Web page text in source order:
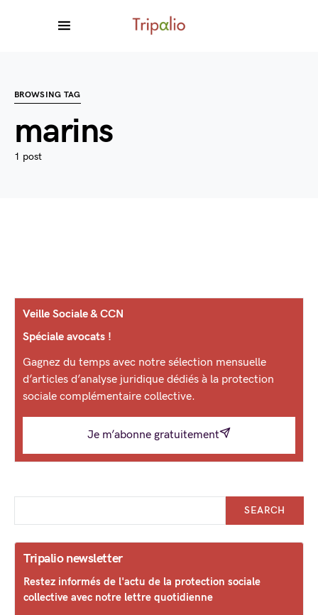
BROWSING TAG
marins
1 post
Veille Sociale & CCN
Spéciale avocats !
Gagnez du temps avec notre sélection mensuelle
d’articles d’analyse juridique dédiés à la protection
sociale complémentaire collective.
Je m’abonne gratuitement
SEARCH
Tripalio newsletter
Restez informés de l'actu de la protection sociale
collective avec notre lettre quotidienne